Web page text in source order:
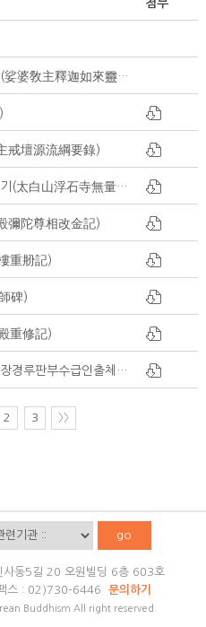
첨부
사바교주석가여래영골사리부도비(娑婆敎主釋迦如來靈骨舍利浮圖碑)
戒壇源流綱要錄)
태백산부석사무량수전급제각중수기(太白山浮石寺無量壽殿及諸閣重修記)
彌陀尊相改金記)
重刱記)
碑)
重修記)
경상좌도안동서령천등산봉정사대장경루판부수급인출체례규모기(慶尙左道安東西岺天燈山鳳停寺大藏經鏤板部數及印出体例規模記)
2 3 〉〉
go
동5길 20 오원빌딩 6층 603호
스 : 02)730-6446 문의하기
Buddhism All right reserved.